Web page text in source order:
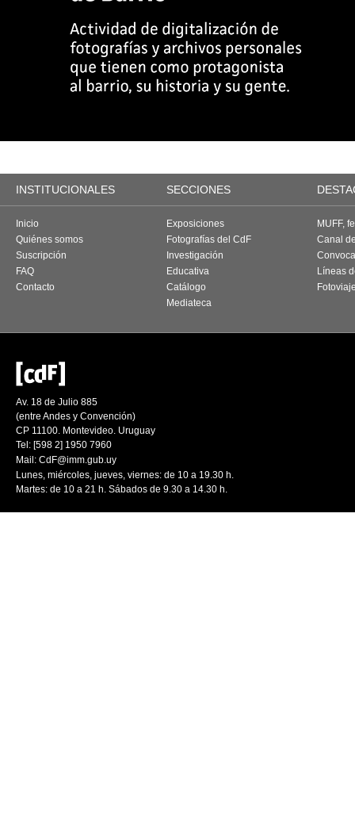
INSTITUCIONALES SECCIONES
Inicio
Quiénes somos
Suscripción
FAQ
Contacto
Exposiciones
Fotografías del CdF
Investigación
Educativa
Catálogo
Mediateca
MUFF,
Canal
Líneas
Av. 18 de Julio 885
(entre Andes y Convención)
CP 11100. Montevideo. Uruguay
Tel: [598 2] 1950 7960
Mail: CdF@imm.gub.uy
Lunes, miércoles, jueves, viernes: de 10 a 19.30 h.
Martes: de 10 a 21 h. Sábados de 9.30 a 14.30 h.